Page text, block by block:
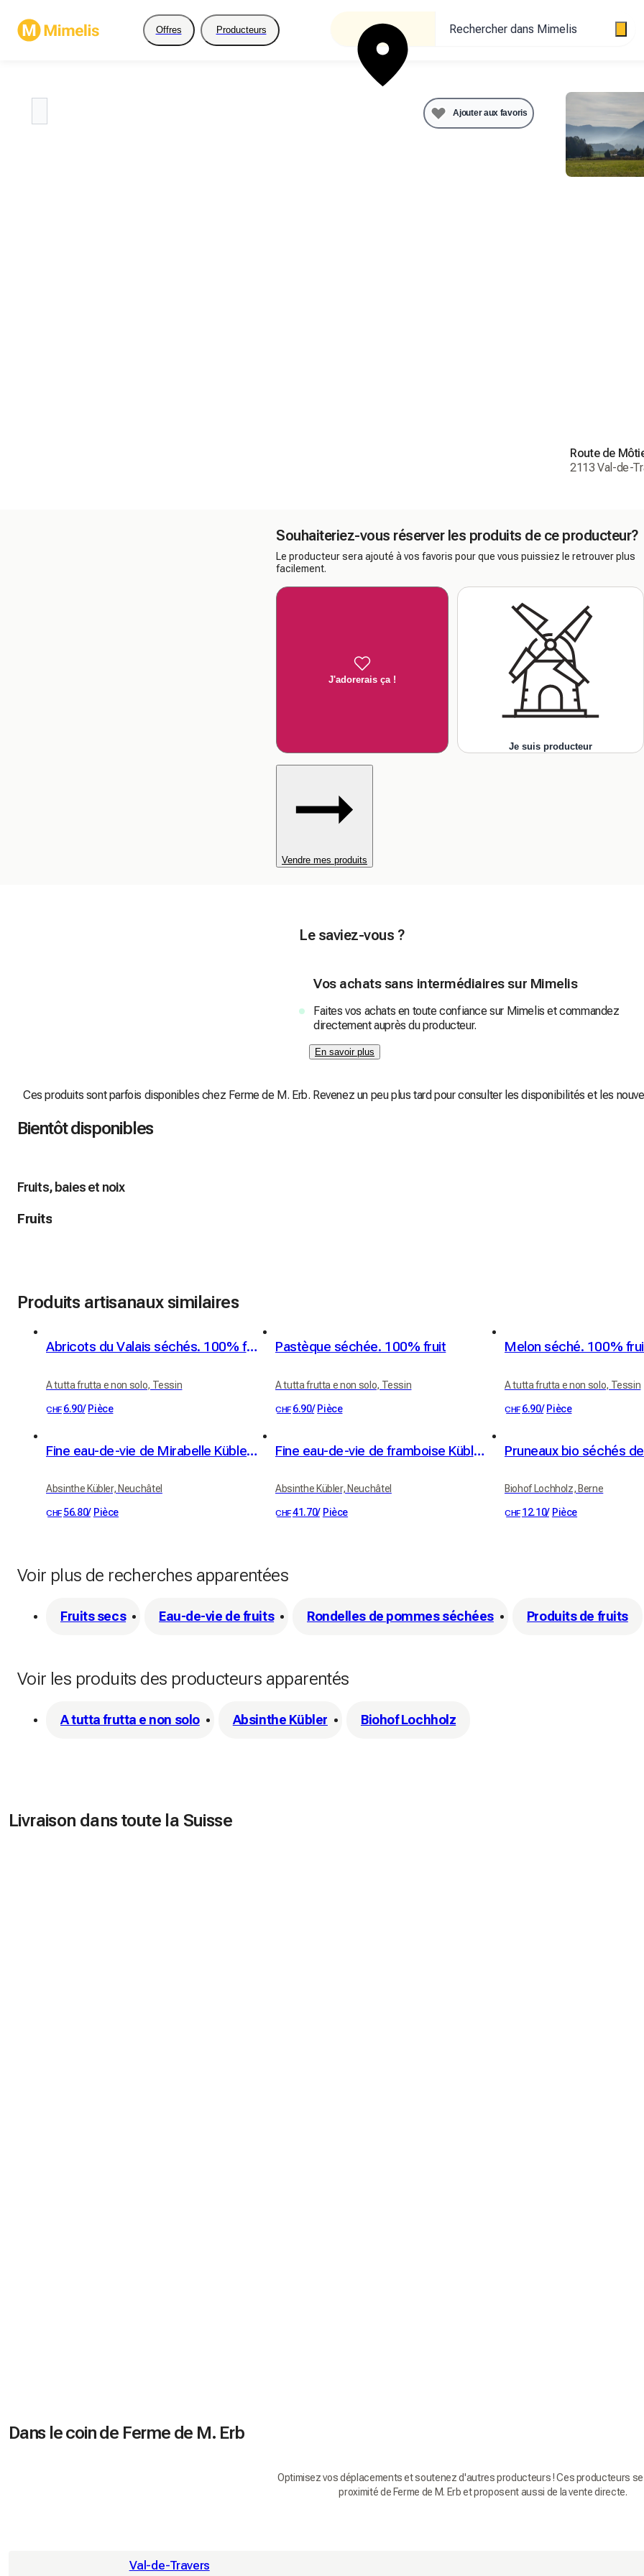
Offres Producteurs Rechercher dans Mimelis
Ajouter aux favoris
Route de
2113 Val-de-
Souhaiteriez-vous réserver les produits de ce producteur?
Le producteur sera ajouté à vos favoris pour que vous puissiez le retrouver plus
facilement.
J'adorerais ça !
Je suis producteur
Vendre mes produits
Le saviez-vous ?
Vos achats sans intermédiaires sur Mimelis
Faites vos achats en toute confiance sur Mimelis et commandez
directement auprès du producteur.
En savoir plus
Ces produits sont parfois disponibles chez Ferme de M. Erb. Revenez un peu plus tard pour consulter les disponibilités et les
Bientôt disponibles
Fruits, baies et noix
Fruits
Produits artisanaux similaires
Abricots du Valais séchés. 100% fruit
A tutta frutta e non solo, Tessin
CHF 6.90/ Pièce
Pastèque séchée. 100% fruit
A tutta frutta e non solo, Tessin
CHF 6.90/ Pièce
Melon séché. 100%
A tutta frutta e non solo, Tessin
CHF 6.90/ Pièce
Fine eau-de-vie de Mirabelle Kübler 41% vol. 50cl
Absinthe Kübler, Neuchâtel
CHF 56.80/ Pièce
Fine eau-de-vie de framboise Kübler 41% vol. 50cl
Absinthe Kübler, Neuchâtel
CHF41.70/ Pièce
Biohof Lochholz, Berne
CHF 12.10/ Pièce
Voir plus de recherches apparentées
Fruits secs Eau-de-vie de fruits Rondelles de pommes séchées Produits de fruits
Voir les produits des producteurs apparentés
A tutta frutta e non solo Absinthe Kübler Biohof Lochholz
Livraison dans toute la Suisse
Dans le coin de Ferme de M. Erb
Optimisez vos déplacements et soutenez d'autres producteurs ! Ces producteurs
proximité de Ferme de M. Erb et proposent aussi de la vente directe.
Val-de-Travers